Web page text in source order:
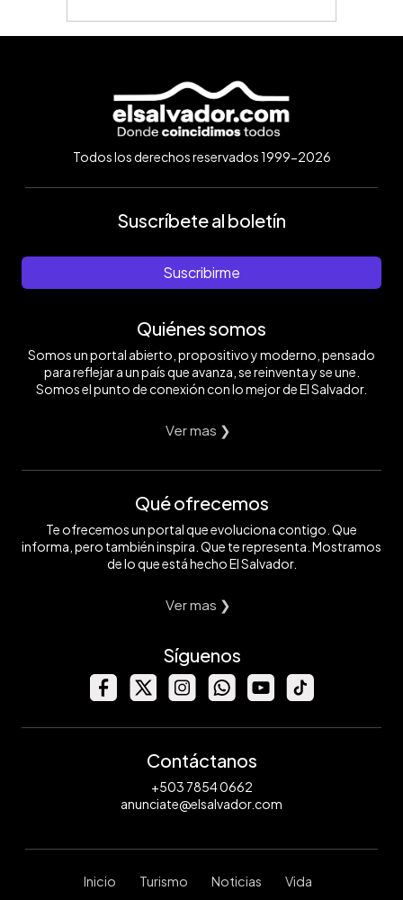
Todos los derechos reservados 1999-2026
Suscríbete al boletín
Suscribirme
Quiénes somos
Somos un portal abierto, propositivo y moderno, pensado
para reflejar a un país que avanza, se reinventa y se une.
Somos el punto de conexión con lo mejor de El Salvador.
Ver mas ❯
Qué ofrecemos
Te ofrecemos un portal que evoluciona contigo. Que
informa, pero también inspira. Que te representa. Mostramos
de lo que está hecho El Salvador.
Ver mas ❯
Síguenos
Contáctanos
+503 7854 0662
anunciate@elsalvador.com
Inicio Turismo Noticias Vida